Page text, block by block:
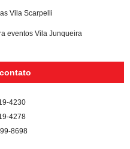
Vila Scarpelli
eventos Vila Junqueira
4230
4278
8698